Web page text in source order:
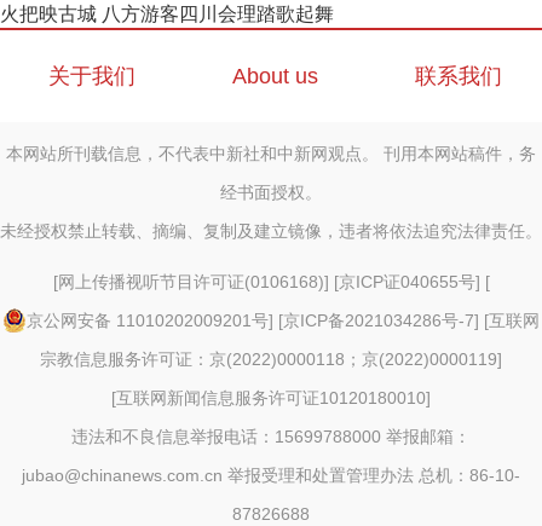
火把映古城 八方游客四川会理踏歌起舞
关于我们 About us 联系我们
本网站所刊载信息，不代表中新社和中新网观点。 刊用本网站稿件，务
经书面授权。
未经授权禁止转载、摘编、复制及建立镜像，违者将依法追究法律责任。
[网上传播视听节目许可证(0106168)] [京ICP证040655号] [
京公网安备 11010202009201号] [京ICP备2021034286号-7] [互联网
宗教信息服务许可证：京(2022)0000118；京(2022)0000119]
[互联网新闻信息服务许可证10120180010]
违法和不良信息举报电话：15699788000 举报邮箱：
jubao@chinanews.com.cn 举报受理和处置管理办法 总机：86-10-
87826688